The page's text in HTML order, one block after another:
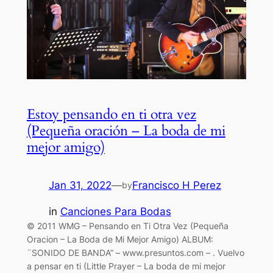
Estoy pensando en ti otra vez
(Pequeña oración – La boda de mi
mejor amigo)
Jan 31, 2022—byFrancisco H Perez
in Canciones Para Bodas
© 2011 WMG – Pensando en Ti Otra Vez (Pequeña
Oracion – La Boda de Mi Mejor Amigo) ALBUM:
¨SONIDO DE BANDA” – www.presuntos.com – . Vuelvo
a pensar en ti (Little Prayer – La boda de mi mejor